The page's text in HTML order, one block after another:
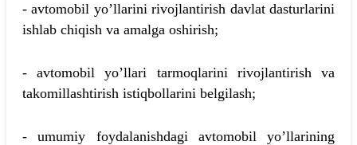
- avtomobil yo’llarini rivojlantirish davlat dasturlarini
ishlab chiqish va amalga oshirish;
- avtomobil yo’llari tarmoqlarini rivojlantirish va
takomillashtirish istiqbollarini belgilash;
- umumiy foydalanishdagi avtomobil yo’llarining